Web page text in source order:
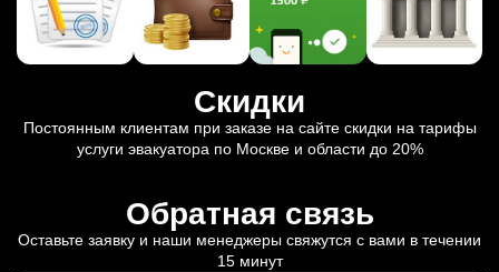
Скидки
Постоянным клиентам при заказе на сайте скидки на тарифы
услуги эвакуатора по Москве и области до 20%
Обратная связь
Оставьте заявку и наши менеджеры свяжутся с вами в течении
15 минут